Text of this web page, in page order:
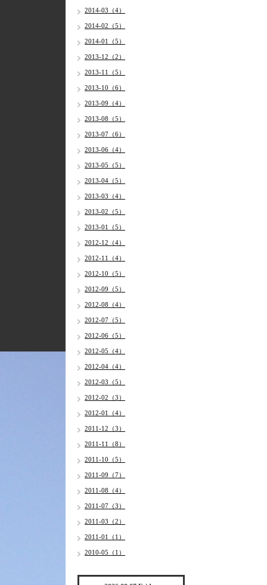
2014-03（4）
2014-02（5）
2014-01（5）
2013-12（2）
2013-11（5）
2013-10（6）
2013-09（4）
2013-08（5）
2013-07（6）
2013-06（4）
2013-05（5）
2013-04（5）
2013-03（4）
2013-02（5）
2013-01（5）
2012-12（4）
2012-11（4）
2012-10（5）
2012-09（5）
2012-08（4）
2012-07（5）
2012-06（5）
2012-05（4）
2012-04（4）
2012-03（5）
2012-02（3）
2012-01（4）
2011-12（3）
2011-11（8）
2011-10（5）
2011-09（7）
2011-08（4）
2011-07（3）
2011-03（2）
2011-01（1）
2010-05（1）